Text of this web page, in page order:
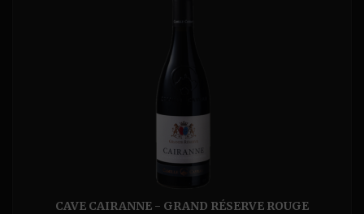
CAVE CAIRANNE - GRAND RÉSERVE ROUGE